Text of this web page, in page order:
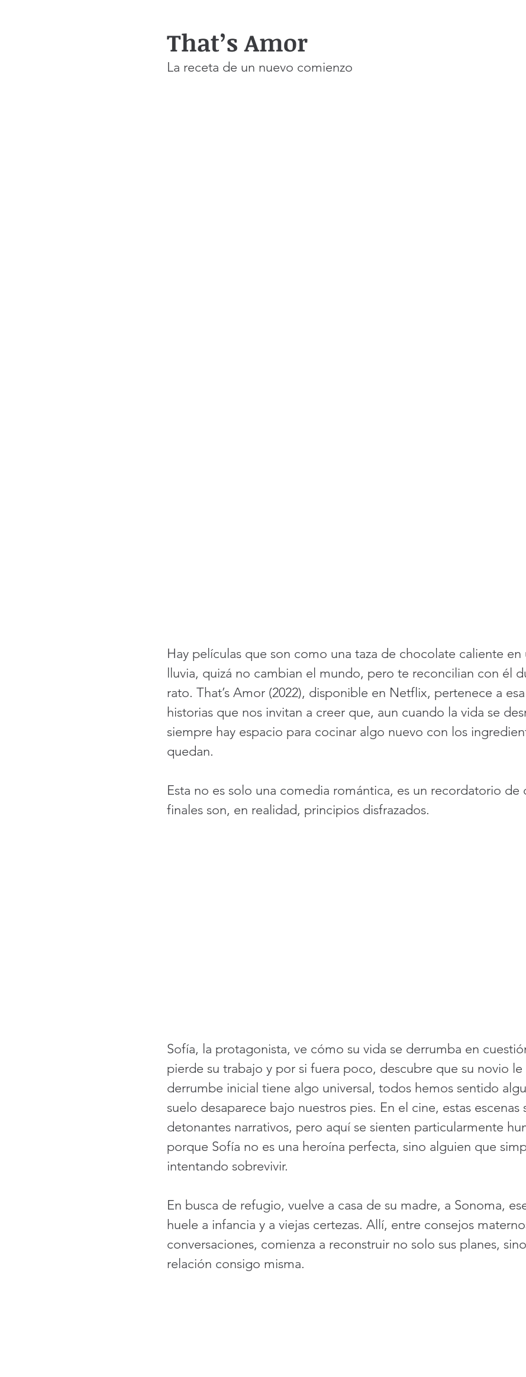
That’s Amor
La receta de un nuevo comienzo
Hay películas que son como una taza de chocolate caliente en
lluvia, quizá no cambian el mundo, pero te reconcilian con él
rato. That’s Amor (2022), disponible en Netflix, pertenece a
historias que nos invitan a creer que, aun cuando la vida se
siempre hay espacio para cocinar algo nuevo con los
quedan.
Esta no es solo una comedia romántica, es un recordatorio de
finales son, en realidad, principios disfrazados.
Sofía, la protagonista, ve cómo su vida se derrumba en
pierde su trabajo y por si fuera poco, descubre que su novio le
derrumbe inicial tiene algo universal, todos hemos sentido
suelo desaparece bajo nuestros pies. En el cine, estas escenas
detonantes narrativos, pero aquí se sienten particularmente
porque Sofía no es una heroína perfecta, sino alguien que
intentando sobrevivir.
En busca de refugio, vuelve a casa de su madre, a Sonoma,
huele a infancia y a viejas certezas. Allí, entre consejos
conversaciones, comienza a reconstruir no solo sus planes,
relación consigo misma.